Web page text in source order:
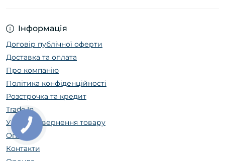
Інформація
Договір публічної оферти
Доставка та оплата
Про компанію
Політика конфіденційності
Розстрочка та кредит
Trade In
Умови повернення товару
Огляди
Контакти